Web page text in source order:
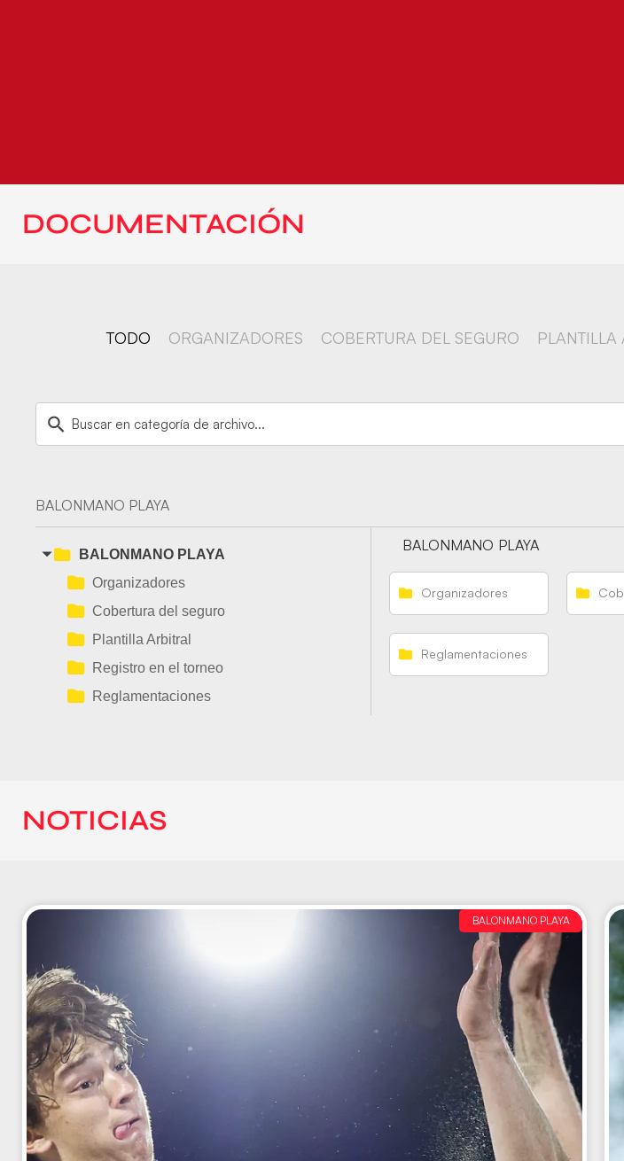
DOCUMENTACIÓN
TODO ORGANIZADORES COBERTURA DEL SEGURO PLANTILLA
BALONMANO PLAYA
BALONMANO PLAYA
Organizadores
Cobertura del seguro
Plantilla Arbitral
Registro en el torneo
Reglamentaciones
BALONMANO PLAYA
Organizadores
Reglamentaciones
NOTICIAS
BALONMANO PLAYA